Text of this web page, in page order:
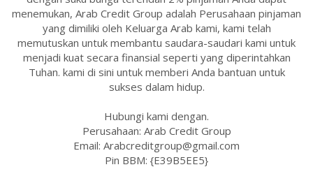
menemukan, Arab Credit Group adalah Perusahaan pinjaman
yang dimiliki oleh Keluarga Arab kami, kami telah
memutuskan untuk membantu saudara-saudari kami untuk
menjadi kuat secara finansial seperti yang diperintahkan
Tuhan. kami di sini untuk memberi Anda bantuan untuk
sukses dalam hidup.
Hubungi kami dengan.
Perusahaan: Arab Credit Group
Email: Arabcreditgroup@gmail.com
Pin BBM: {E39B5EE5}